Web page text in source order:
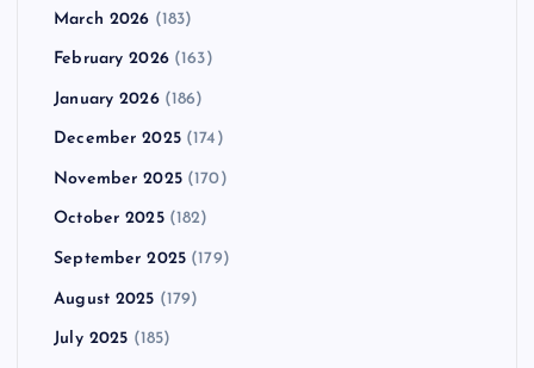
March 2026 (183)
February 2026(163)
January 2026(186)
December 2025(174)
November 2025(170)
October 2025(182)
September 2025 (179)
August 2025 (179)
July 2025 (185)